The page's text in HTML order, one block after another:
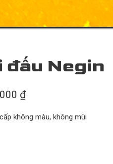
đấu Negin
₫Khoảng giá: từ
không màu, không mùi